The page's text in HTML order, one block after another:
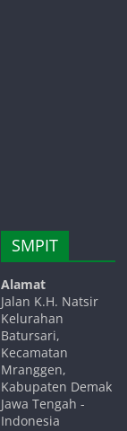
SMPIT
Alamat
Jalan K.H. Natsir
Kelurahan
Batursari,
Kecamatan
Mranggen,
Kabupaten Demak
Jawa Tengah -
Indonesia